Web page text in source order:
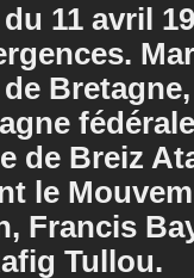
11 avril
de Breiz
le
Francis
Tullou.